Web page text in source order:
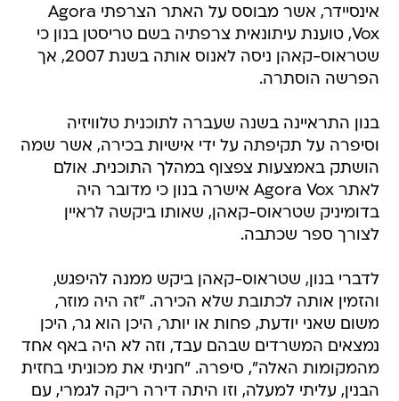
אינסיידר, אשר מבוסס על האתר הצרפתי Agora
Vox, טוענת עיתונאית צרפתיה בשם טריסטן בנון כי
שטראוס-קאהן ניסה לאנוס אותה בשנת 2007, אך
הפרשה הוסתרה.
בנון התראיינה בשנה שעברה לתוכנית טלוויזיה
וסיפרה על תקיפתה על ידי אישיות בכירה, אשר שמה
הושתק באמצעות צפצוף במהלך התוכנית. אולם
לאתר Agora Vox אישרה בנון כי מדובר היה
בדומיניק שטראוס-קאהן, שאותו ביקשה לראיין
לצורך ספר שכתבה.
לדברי בנון, שטראוס-קאהן ביקש ממנה להיפגש,
והזמין אותה לכתובת שלא הכירה. "זה היה מוזר,
משום שאני יודעת, פחות או יותר, היכן הוא גר, היכן
נמצאים המשרדים שבהם עבד, וזה לא היה באף אחד
מהמקומות האלה", סיפרה. "חניתי את מכוניתי בחזית
הבנין, עליתי למעלה, וזו היתה דירה ריקה לגמרי, עם